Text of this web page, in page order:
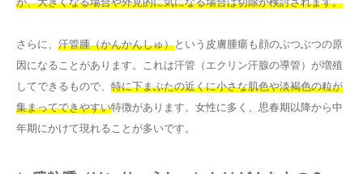
さらに、 汗管腫（かんかんしゅ）という皮膚腫瘍も顔のぶつぶつの原
因になることがあります。これは汗管（エクリン汗腺の導管）が増殖
してできるもので、 特に下まぶたの近くに小さな肌色や淡褐色の粒が
集まってできやすい特徴があります。女性に多く、思春期以降から中
年期にかけて現れることが多いです。